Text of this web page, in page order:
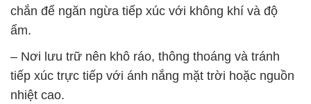
chắn để ngăn ngừa tiếp xúc với không khí và độ
ẩm.
– Nơi lưu trữ nên khô ráo, thông thoáng và tránh
tiếp xúc trực tiếp với ánh nắng mặt trời hoặc nguồn
nhiệt cao.